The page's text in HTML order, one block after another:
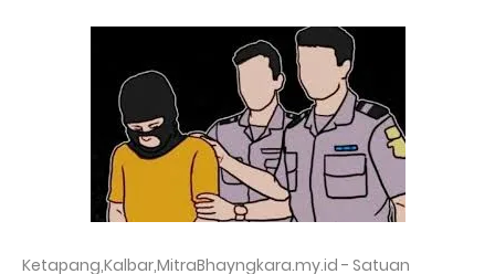
Ketapang,Kalbar,MitraBhayngkara.my.id - Satuan